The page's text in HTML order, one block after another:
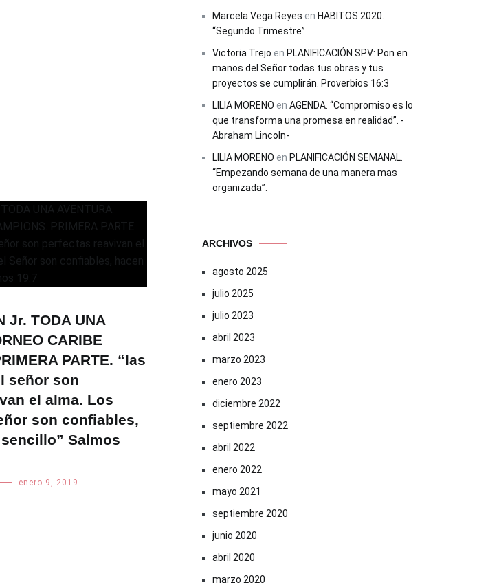
Jr. TODA UNA
CARIBE
PARTE. “las
señor son
el alma. Los
son confiables,
Salmos
enero 9, 2019
Marcela Vega Reyes en HABITOS 2020.
“Segundo Trimestre”
Victoria Trejo en PLANIFICACIÓN SPV: Pon en
manos del Señor todas tus obras y tus
proyectos se cumplirán. Proverbios 16:3
LILIA MORENO en AGENDA. “Compromiso es lo
que transforma una promesa en realidad”. -
Abraham Lincoln-
LILIA MORENO en PLANIFICACIÓN SEMANAL.
“Empezando semana de una manera mas
organizada”.
ARCHIVOS
agosto 2025
julio 2025
julio 2023
abril 2023
marzo 2023
enero 2023
diciembre 2022
septiembre 2022
abril 2022
enero 2022
mayo 2021
septiembre 2020
junio 2020
abril 2020
marzo 2020